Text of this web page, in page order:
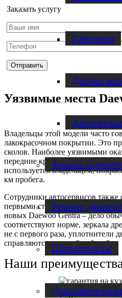
Габариты
Датчик
Замена
Ремонт
Шиномонтаж
Заказать услугу
Уязвимые места
Владельцы этой модели часто
лакокрасочном покрытии. Это
сколов. Наиболее уязвимыми
передние крылья и пороги.
используется владельцем,
км пробега.
Сотрудники автосервисов
первыми страдают колесные
новых Daewoo Gentra – дело
соответствуют норме, зеркала
не с первого раза, уплотнители
справляются со своей работой.
Наши преимущества
3 года гарантии на